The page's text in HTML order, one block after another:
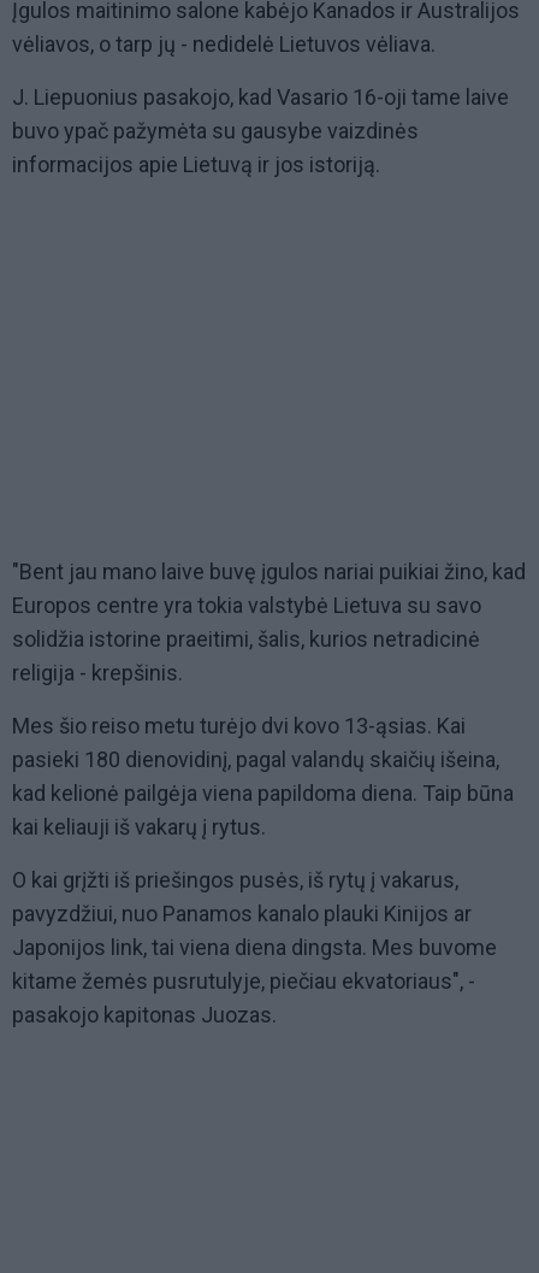
Įgulos maitinimo salone kabėjo Kanados ir Australijos
vėliavos, o tarp jų - nedidelė Lietuvos vėliava.
J. Liepuonius pasakojo, kad Vasario 16-oji tame laive
buvo ypač pažymėta su gausybe vaizdinės
informacijos apie Lietuvą ir jos istoriją.
"Bent jau mano laive buvę įgulos nariai puikiai žino, kad
Europos centre yra tokia valstybė Lietuva su savo
solidžia istorine praeitimi, šalis, kurios netradicinė
religija - krepšinis.
Mes šio reiso metu turėjo dvi kovo 13-ąsias. Kai
pasieki 180 dienovidinį, pagal valandų skaičių išeina,
kad kelionė pailgėja viena papildoma diena. Taip būna
kai keliauji iš vakarų į rytus.
O kai grįžti iš priešingos pusės, iš rytų į vakarus,
pavyzdžiui, nuo Panamos kanalo plauki Kinijos ar
Japonijos link, tai viena diena dingsta. Mes buvome
kitame žemės pusrutulyje, piečiau ekvatoriaus", -
pasakojo kapitonas Juozas.